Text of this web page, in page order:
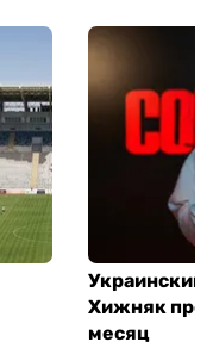
Украинский
Хижняк
месяц